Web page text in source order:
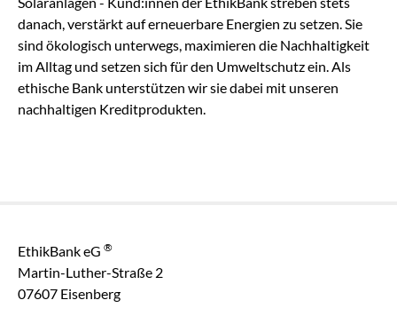
danach, verstärkt auf erneuerbare Energien zu setzen. Sie
sind ökologisch unterwegs, maximieren die Nachhaltigkeit
im Alltag und setzen sich für den Umweltschutz ein. Als
ethische Bank unterstützen wir sie dabei mit unseren
nachhaltigen Kreditprodukten.
EthikBank eG ®
Martin-Luther-Straße 2
07607 Eisenberg